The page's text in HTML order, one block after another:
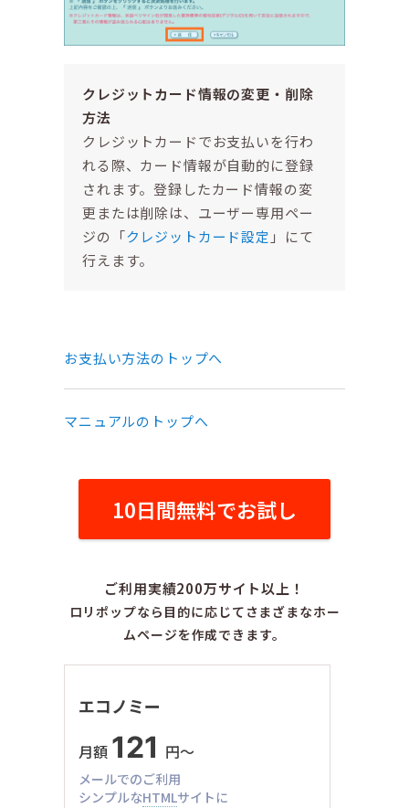
クレジットカード情報の変更・削除
方法
クレジットカードでお支払いを行わ
れる際、カード情報が自動的に登録
されます。登録したカード情報の変
更または削除は、ユーザー専用ペー
ジの「クレジットカード設定 」にて
行えます。
お支払い方法のトップへ
マニュアルのトップへ
10日間無料でお試し
ご利用実績200万サイト以上！
ロリポップなら目的に応じてさまざまなホー
ムページを作成できます。
エコノミー
月額 121 円〜
メールでのご利用
シンプルなHTMLサイトに